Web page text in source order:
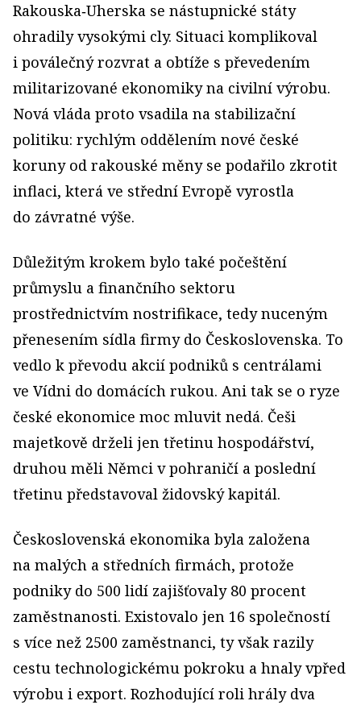
Rakouska‑Uherska se nástupnické státy
ohradily vysokými cly. Situaci komplikoval
i poválečný rozvrat a obtíže s převedením
militarizované ekonomiky na civilní výrobu.
Nová vláda proto vsadila na stabilizační
politiku: rychlým oddělením nové české
koruny od rakouské měny se podařilo zkrotit
inflaci, která ve střední Evropě vyrostla
do závratné výše.
Důležitým krokem bylo také počeštění
průmyslu a finančního sektoru
prostřednictvím nostrifikace, tedy nuceným
přenesením sídla firmy do Československa. To
vedlo k převodu akcií podniků s centrálami
ve Vídni do domácích rukou. Ani tak se o ryze
české ekonomice moc mluvit nedá. Češi
majetkově drželi jen třetinu hospodářství,
druhou měli Němci v pohraničí a poslední
třetinu představoval židovský kapitál.
Československá ekonomika byla založena
na malých a středních firmách, protože
podniky do 500 lidí zajišťovaly 80 procent
zaměstnanosti. Existovalo jen 16 společností
s více než 2500 zaměstnanci, ty však razily
cestu technologickému pokroku a hnaly vpřed
výrobu i export. Rozhodující roli hrály dva